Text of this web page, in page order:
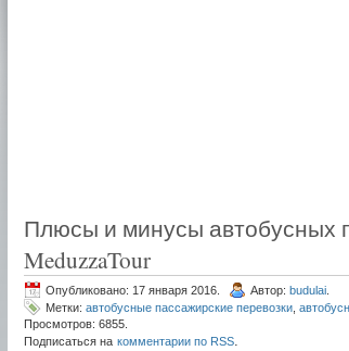
Плюсы и минусы автобусных
MeduzzaTour
Опубликовано: 17 января 2016. Автор: budulai
Метки: автобусные пассажирские перевозки
Просмотров: 6855.
Подписаться на комментарии по RSS.